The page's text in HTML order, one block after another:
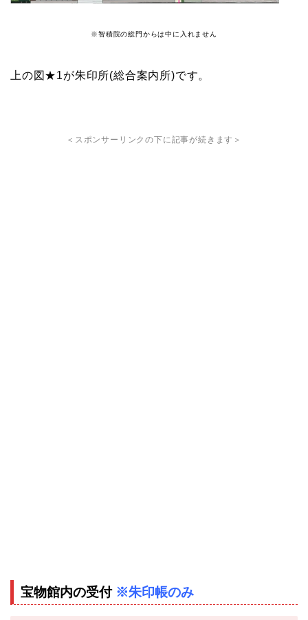
※智積院の総門からは中に入れません
上の図★1が朱印所(総合案内所)です。
＜スポンサーリンクの下に記事が続きます＞
宝物館内の受付 ※朱印帳のみ